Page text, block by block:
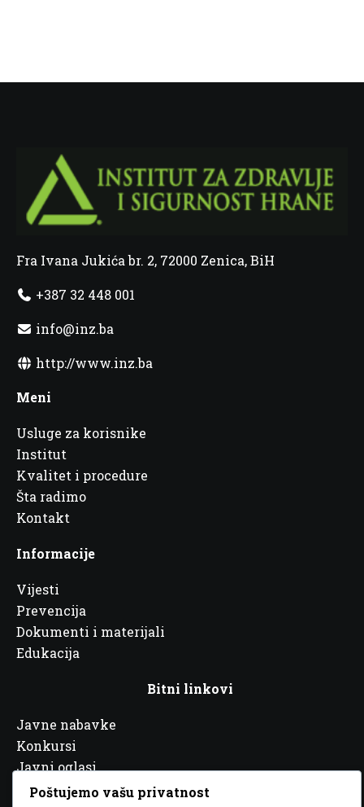
Fra Ivana Jukića br. 2, 72000 Zenica, BiH
+387 32 448 001
info@inz.ba
http://www.inz.ba
Meni
Usluge za korisnike
Institut
Kvalitet i procedure
Šta radimo
Kontakt
Informacije
Vijesti
Prevencija
Dokumenti i materijali
Edukacija
Bitni linkovi
Javne nabavke
Konkursi
Javni oglasi
Partneri
Poštujemo vašu privatnost